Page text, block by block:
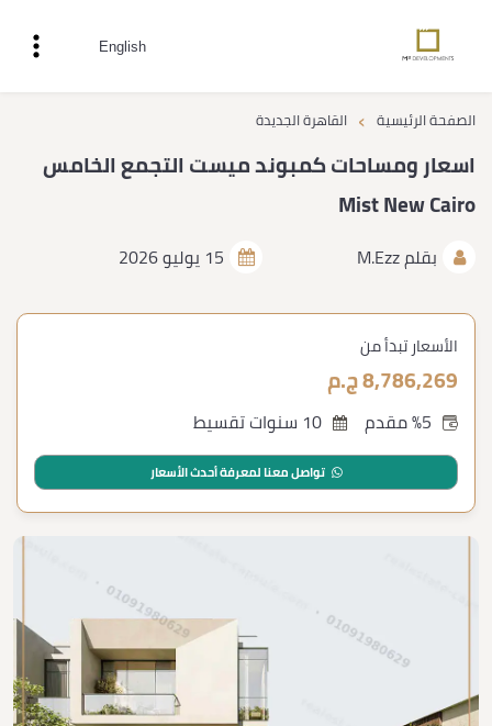
English
الصفحة الرئيسية › القاهرة الجديدة
اسعار ومساحات كمبوند ميست التجمع الخامس
Mist New Cairo
بقلمM.Ezz 15 يوليو 2026
الأسعار تبدأ من
8,786,269 ج.م
10 سنوات تقسيط
تواصل معنا لمعرفة أحدث الأسعار